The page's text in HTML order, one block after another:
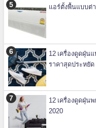
แอร์ตั้งพื้นแบบต่
12 เครื่องดูดฝุ่น
ราคาสุดประหยัด
12 เครื่องดูดฝุ่น
2020